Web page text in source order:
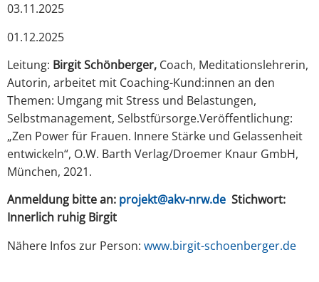
03.11.2025
01.12.2025
Leitung: Birgit Schönberger, Coach, Meditationslehrerin,
Autorin, arbeitet mit Coaching-Kund:innen an den
Themen: Umgang mit Stress und Belastungen,
Selbstmanagement, Selbstfürsorge.Veröffentlichung:
„Zen Power für Frauen. Innere Stärke und Gelassenheit
entwickeln“, O.W. Barth Verlag/Droemer Knaur GmbH,
München, 2021.
Anmeldung bitte an: projekt@akv-nrw.de Stichwort:
Innerlich ruhig Birgit
Nähere Infos zur Person: www.birgit-schoenberger.de